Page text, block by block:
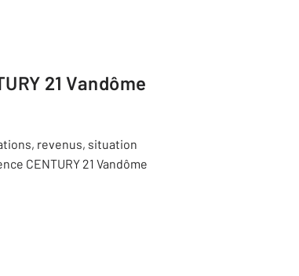
21 Vandôme
revenus, situation
CENTURY 21 Vandôme